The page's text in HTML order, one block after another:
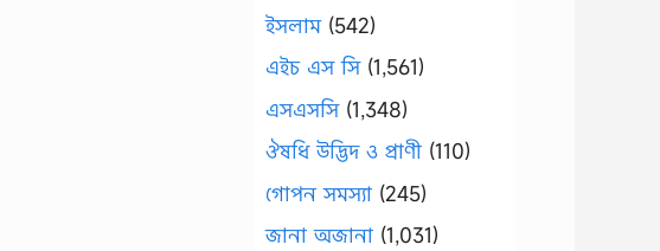
ইসলাম(542)
এইচ এস সি(1,561)
এসএসসি(1,348)
ঔষধি উদ্ভিদ ও প্রাণী (110)
গোপন সমস্যা (245)
জানা অজানা (1,031)